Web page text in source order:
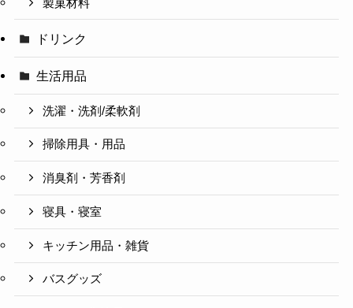
製菓材料
ドリンク
生活用品
洗濯・洗剤/柔軟剤
掃除用具・用品
消臭剤・芳香剤
寝具・寝室
キッチン用品・雑貨
バスグッズ